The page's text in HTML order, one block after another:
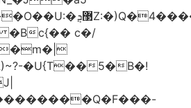
�Bc{�� c�/
�U{T��5�B�!